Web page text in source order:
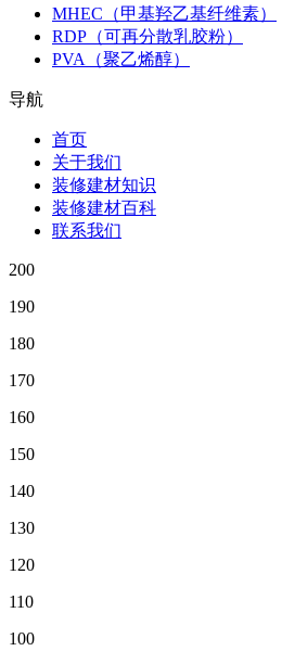
MHEC（甲基羟乙基纤维素）
RDP（可再分散乳胶粉）
PVA（聚乙烯醇）
导航
首页
关于我们
装修建材知识
装修建材百科
联系我们
200
190
180
170
160
150
140
130
120
110
100